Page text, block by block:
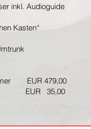
inkl. Audioguide
Kasten“
EUR 479,00
EUR 35,00